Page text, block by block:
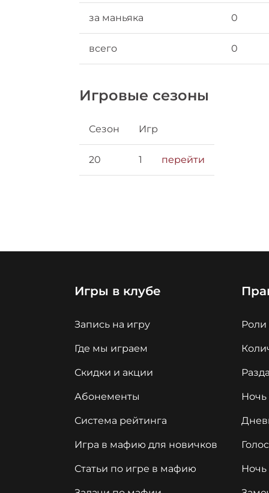
за маньяка 0
всего 0
Игровые сезоны
Сезон Игр
20 1 перейти
Игры в клубе
Запись на игру
Где мы играем
Скидки и акции
Абонементы
Система рейтинга
Игра в мафию для новичков
Статьи по игре в мафию
Ночь
Ночь